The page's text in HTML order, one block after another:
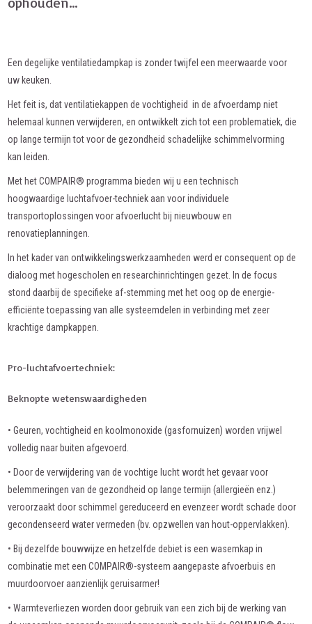
Een degelijke ventilatiedampkap is zonder twijfel een meerwaarde voor
uw keuken.
Het feit is, dat ventilatiekappen de vochtigheid in de afvoerdamp niet
helemaal kunnen verwijderen, en ontwikkelt zich tot een problematiek, die
op lange termijn tot voor de gezondheid schadelijke schimmelvorming
kan leiden.
Met het COMPAIR® programma bieden wij u een technisch
hoogwaardige luchtafvoer-techniek aan voor individuele
transportoplossingen voor afvoerlucht bij nieuwbouw en
renovatieplanningen.
In het kader van ontwikkelingswerkzaamheden werd er consequent op de
dialoog met hogescholen en researchinrichtingen gezet. In de focus
stond daarbij de specifieke af-stemming met het oog op de energie-
efficiënte toepassing van alle systeemdelen in verbinding met zeer
krachtige dampkappen.
Pro-luchtafvoertechniek:
Beknopte wetenswaardigheden
• Geuren, vochtigheid en koolmonoxide (gasfornuizen) worden vrijwel
volledig naar buiten afgevoerd.
• Door de verwijdering van de vochtige lucht wordt het gevaar voor
belemmeringen van de gezondheid op lange termijn (allergieën enz.)
veroorzaakt door schimmel gereduceerd en evenzeer wordt schade door
gecondenseerd water vermeden (bv. opzwellen van hout-oppervlakken).
• Bij dezelfde bouwwijze en hetzelfde debiet is een wasemkap in
combinatie met een COMPAIR®-systeem aangepaste afvoerbuis en
muurdoorvoer aanzienlijk geruisarmer!
• Warmteverliezen worden door gebruik van een zich bij de werking van